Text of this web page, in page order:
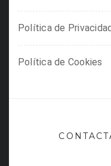
Política de
Política de Cookies